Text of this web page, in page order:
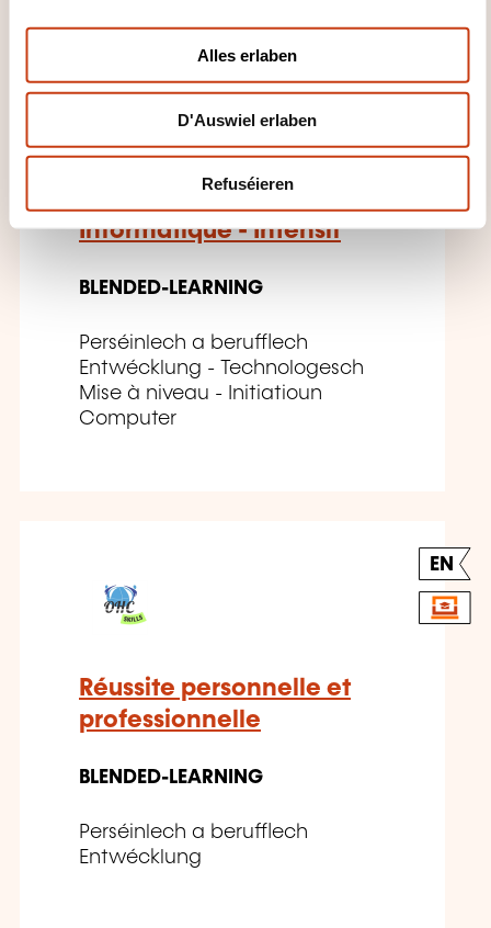
Alles erlaben
D'Auswiel erlaben
Refuséieren
Informatique - Intensif
BLENDED-LEARNING
Perséinlech a berufflech
Entwécklung - Technologesch
Mise à niveau - Initiatioun
Computer
EN
Réussite personnelle et
professionnelle
BLENDED-LEARNING
Perséinlech a berufflech
Entwécklung